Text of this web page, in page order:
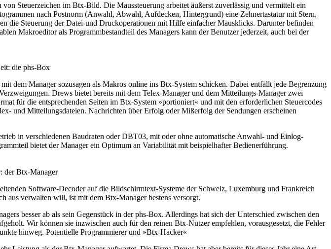
Steuerzeichen im Btx-Bild. Die Maussteuerung arbeitet äußerst zuverlässig und vermittelt ein
nach Postnorm (Anwahl, Abwahl, Aufdecken, Hintergrund) eine Zehnertastatur mit Stern,
die Steuerung der Datei-und Druckoperationen mit Hilfe einfacher Mausklicks. Darunter befinden
Makroeditor als Programmbestandteil des Managers kann der Benutzer jederzeit, auch bei der
die phs-Box
dem Manager sozusagen als Makros online ins Btx-System schicken. Dabei entfällt jede Begrenzung
Drews bietet bereits mit dem Telex-Manager und dem Mitteilungs-Manager zwei
für die entsprechenden Seiten im Btx-System »portioniert« und mit den erforderlichen Steuercodes
und Mitteilungsdateien. Nachrichten über Erfolg oder Mißerfolg der Sendungen erscheinen
in verschiedenen Baudraten oder DBT03, mit oder ohne automatische Anwahl- und Einlog-
bietet der Manager ein Optimum an Variabilität mit beispielhafter Bedienerführung.
der Btx-Manager
Software-Decoder auf die Bildschirmtext-Systeme der Schweiz, Luxemburg und Frankreich
aus verwalten will, ist mit dem Btx-Manager bestens versorgt.
besser ab als sein Gegenstück in der phs-Box. Allerdings hat sich der Unterschied zwischen den
Wir können sie inzwischen auch für den reinen Btx-Nutzer empfehlen, vorausgesetzt, die Fehler
hinweg. Potentielle Programmierer und »Btx-Hacker«